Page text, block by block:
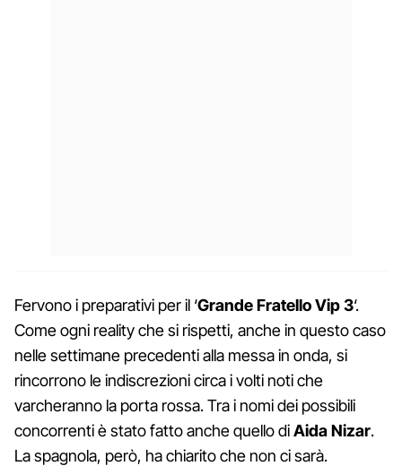
Fervono i preparativi per il ‘Grande Fratello Vip 3‘.
Come ogni reality che si rispetti, anche in questo caso
nelle settimane precedenti alla messa in onda, si
rincorrono le indiscrezioni circa i volti noti che
varcheranno la porta rossa. Tra i nomi dei possibili
concorrenti è stato fatto anche quello diAida Nizar.
La spagnola, però, ha chiarito che non ci sarà.